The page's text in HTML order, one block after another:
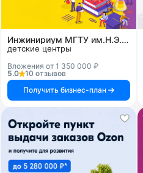
Инжинириум МГТУ им.Н.Э.Баумана
детские центры
Вложения от 1 350 000 ₽
5.0
10 отзывов
Получить бизнес-план